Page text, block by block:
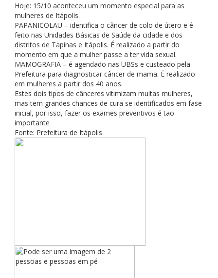
Hoje: 15/10 aconteceu um momento especial para as
mulheres de Itápolis.
PAPANICOLAU – identifica o câncer de colo de útero e é
feito nas Unidades Básicas de Saúde da cidade e dos
distritos de Tapinas e Itápolis. É realizado a partir do
momento em que a mulher passe a ter vida sexual.
MAMOGRAFIA – é agendado nas UBSs e custeado pela
Prefeitura para diagnosticar câncer de mama. É realizado
em mulheres a partir dos 40 anos.
Estes dois tipos de cânceres vitimizam muitas mulheres,
mas tem grandes chances de cura se identificados em fase
inicial, por isso, fazer os exames preventivos é tão
importante
Fonte: Prefeitura de Itápolis